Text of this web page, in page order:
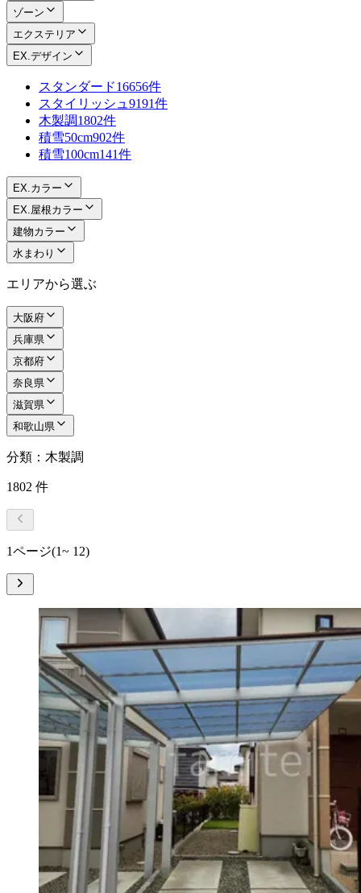
ゾーン
エクステリア
EX.デザイン
スタンダード16656件
スタイリッシュ 9191件
木製調1802件
積雪50cm902件
積雪100cm141件
EX.カラー
EX.屋根カラー
建物カラー
水まわり
エリアから選ぶ
大阪府
兵庫県
京都府
奈良県
滋賀県
和歌山県
分類：木製調
1802 件
1ページ(1~ 12)